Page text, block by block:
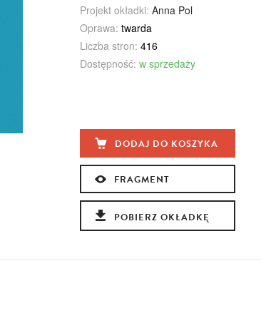
Projekt okładki: Anna Pol
Oprawa: twarda
Liczba stron: 416
Dostępność: w sprzedaży
DODAJ DO KOSZYKA
FRAGMENT
POBIERZ OKŁADKĘ